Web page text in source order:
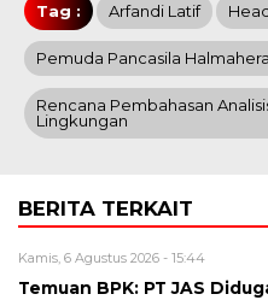
Tag : Arfandi Latif
Pemuda Pancasila
Rencana Pembahasan
Lingkungan
BERITA TERKAIT
Kamis, 6 Agustus 2026 - 15:44
Temuan BPK: PT JAS